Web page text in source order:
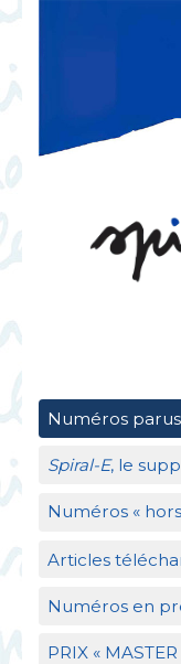
Numéros
Spiral-E, le
Numéros «
Articles
Numéros en
PRIX« MASTER